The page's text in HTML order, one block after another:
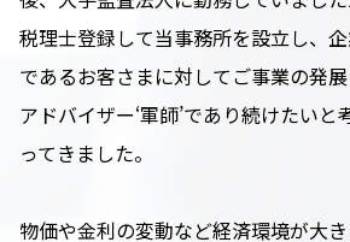
税理士登録して当事務所を設立し、
であるお客さまに対してご事業の発
アドバイザー‘軍師’であり続けたいと
ってきました。
物価や金利の変動など経済環境が大き